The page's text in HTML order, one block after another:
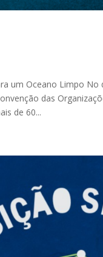
um Oceano Limpo
das
de 60...